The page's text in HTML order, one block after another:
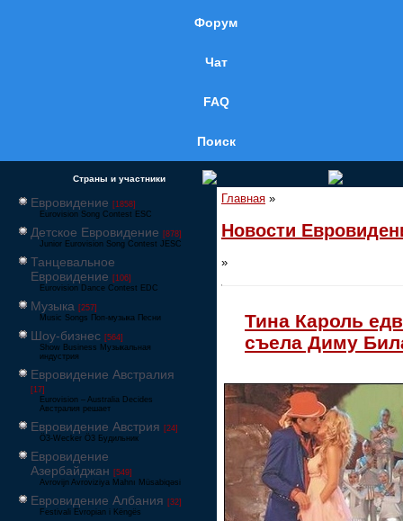
Форум
Чат
FAQ
Поиск
Страны и участники
Евровидение [1858]
Eurovision Song Contest ESC
Детское Евровидение [878]
Junior Eurovision Song Contest JESC
Танцевальное
Евровидение [106]
Eurovision Dance Contest EDC
Музыка [257]
Music Songs Поп-музыка Песни
Шоу-бизнес [564]
Show Business Музыкальная
индустрия
Евровидение Австралия
[17]
Eurovision – Australia Decides
Австралия решает
Евровидение Австрия [24]
Ö3-Wecker Ö3 Будильник
Евровидение
Азербайджан [549]
Avrovijn Avroviziya Mahnı Müsabiqəsi
Евровидение Албания [32]
Festivali Evropian i Këngës
Главная »
Новости
»
Тина Кароль
съела Диму